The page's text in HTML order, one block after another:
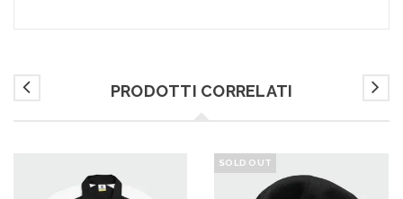
PRODOTTI CORRELATI
SOLD OUT